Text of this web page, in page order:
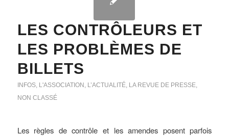
LES CONTRÔLEURS ET
LES PROBLÈMES DE
BILLETS
INFOS, L'ASSOCIATION , L’ACTUALITÉ, LA REVUE DE PRESSE,
NON CLASSÉ
Les règles de contrôle et les amendes posent parfois